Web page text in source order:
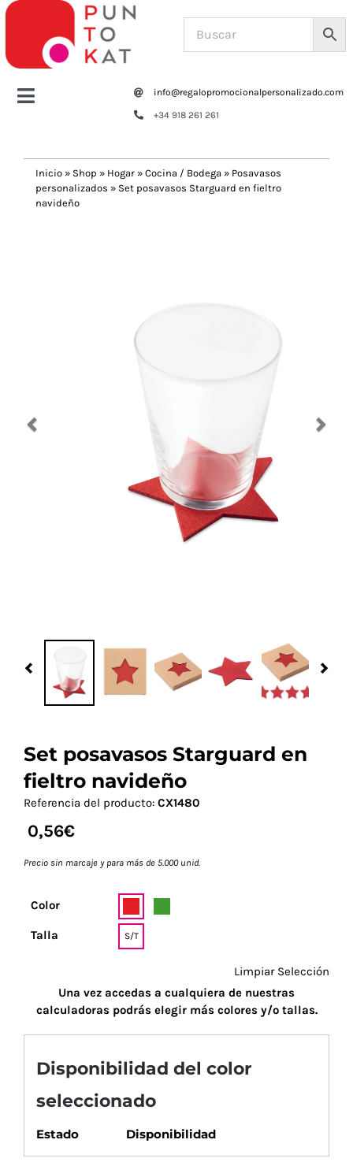
Saltar
contenido
Toggle
Tazas y botellas
info@regalopromocionalpersonalizado.com
+34 918 261 261
Inicio » Shop » Hogar » Cocina / Bodega » Posavasos
personalizados » Set posavasos Starguard en fieltro
navideño
Set posavasos Starguard en
fieltro navideño
Referencia del producto: CX1480
0,56€
Precio sin marcaje y para más de 5.000 unid.
Color
Talla S/T
Limpiar Selección
Una vez accedas a cualquiera de nuestras
calculadoras podrás elegir más colores y/o tallas.
Disponibilidad del color
seleccionado
Estado Disponibilidad